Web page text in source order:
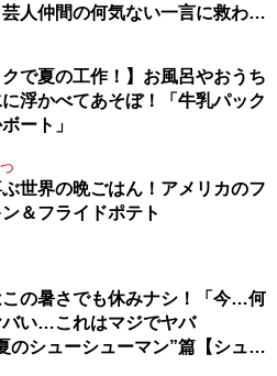
芸人仲間の何気ない一言に救われ
クで夏の工作！】お風呂やおうち
浮かべてあそぼ！「牛乳パック
ート」
世界の晩ごはん！アメリカのフ
＆フライドポテト
この暑さでも休みナシ！「今…何
バい…これはマジでヤバ
のシューシューマン”篇【シュー